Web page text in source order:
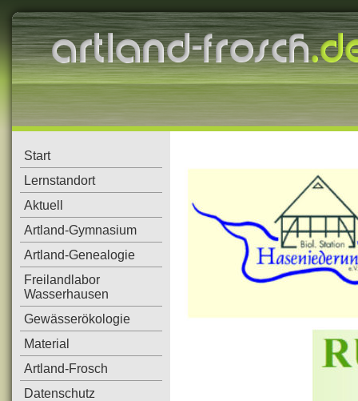
Start
Lernstandort
Aktuell
Artland-Gymnasium
Artland-Genealogie
Freilandlabor
Wasserhausen
Gewässerökologie
Material
Artland-Frosch
Datenschutz